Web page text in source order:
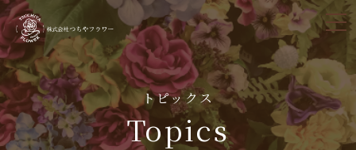
トピックス
Topics